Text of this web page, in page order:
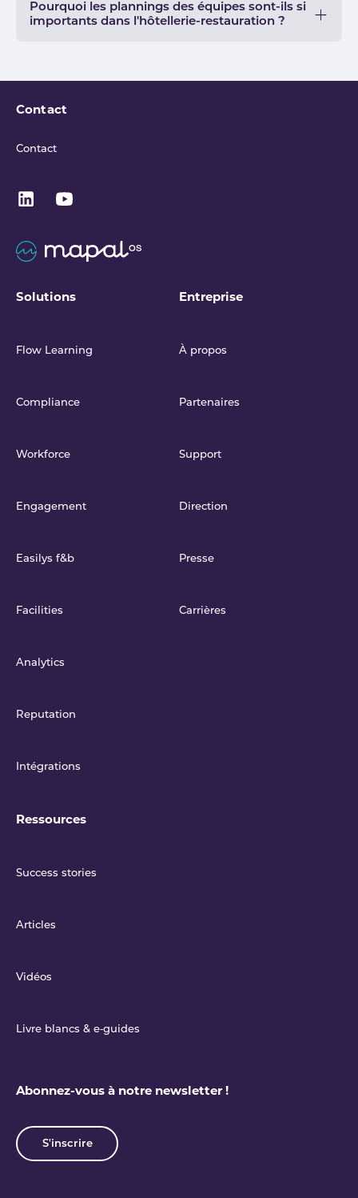
Pourquoi les plannings des équipes sont-ils si
importants dans l'hôtellerie-restauration ?
Contact
Contact
Solutions
Flow Learning
Compliance
Workforce
Engagement
Easilys f&b
Facilities
Analytics
Reputation
Intégrations
Entreprise
À propos
Partenaires
Support
Direction
Presse
Carrières
Ressources
Success stories
Articles
Vidéos
Livre blancs & e‑guides
Abonnez-vous à notre newsletter !
S'inscrire